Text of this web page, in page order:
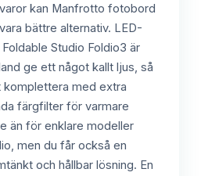
kan Manfrotto fotobord
bättre alternativ. LED-
Studio Foldio3 är
ge ett något kallt ljus, så
komplettera med extra
färgfilter för varmare
än för enklare modeller
men du får också en
och hållbar lösning. En